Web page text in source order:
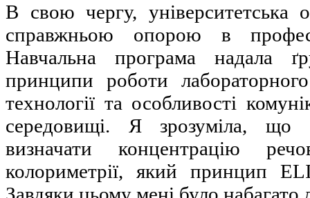
В свою чергу, університетська
справжньою опорою в
Навчальна програма надала
принципи роботи
технології та особливості
середовищі. Я зрозуміла, що
визначати концентрацію
колориметрії, який принцип